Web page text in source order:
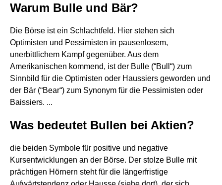
Warum Bulle und Bär?
Die Börse ist ein Schlachtfeld. Hier stehen sich
Optimisten und Pessimisten in pausenlosem,
unerbittlichem Kampf gegenüber. Aus dem
Amerikanischen kommend, ist der Bulle (“Bull“) zum
Sinnbild für die Optimisten oder Haussiers geworden und
der Bär (“Bear“) zum Synonym für die Pessimisten oder
Baissiers. ...
Was bedeutet Bullen bei Aktien?
die beiden Symbole für positive und negative
Kursentwicklungen an der Börse. Der stolze Bulle mit
prächtigen Hörnern steht für die längerfristige